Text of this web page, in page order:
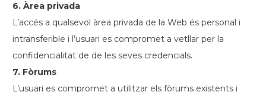
6. Àrea privada
L’accés a qualsevol àrea privada de la Web és personal i
intransferible i l’usuari es compromet a vetllar per la
confidencialitat de de les seves credencials.
7. Fòrums
L’usuari es compromet a utilitzar els fòrums existents i